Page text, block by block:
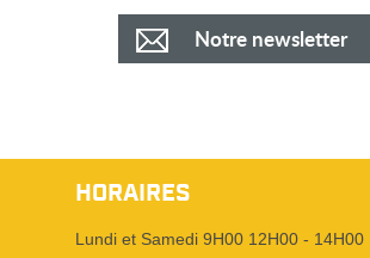
Notre newsletter
HORAIRES
Lundi et Samedi 9H00 12H00 - 14H00